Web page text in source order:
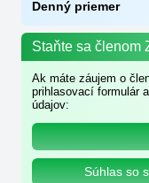
Denný priemer
Staňte sa členom
Ak máte záujem o
prihlasovací formulár
údajov:
Súhlas so